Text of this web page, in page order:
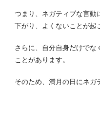
つまり、ネガティブな言動
下がり、よくないことが起
さらに、自分自身だけでな
ことがあります。
そのため、満月の日にネガ